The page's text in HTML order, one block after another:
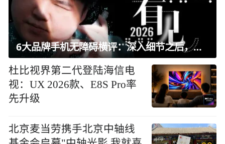
6大品牌手机无障碍横评：深入细节之后，似乎只有苹果能挺住？｜ 看见2026
杜比视界第二代登陆海信电
视：UX 2026款、E8S Pro率
先升级
北京麦当劳携手北京中轴线